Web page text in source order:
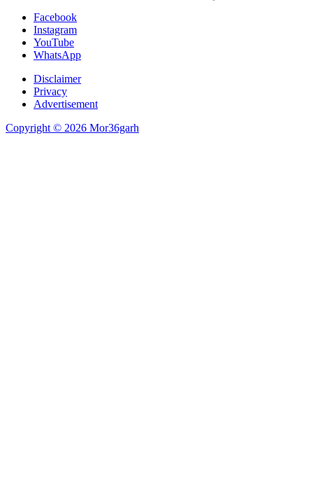
Facebook
Instagram
YouTube
WhatsApp
Disclaimer
Privacy
Advertisement
Copyright © 2026 Mor36garh